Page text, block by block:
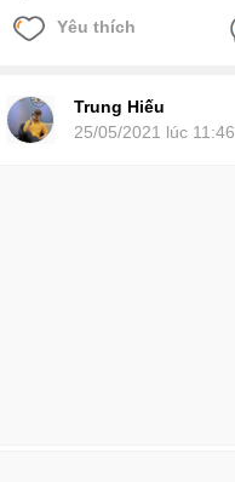
Yêu thích
Trung Hiếu
25/05/2021 lúc 11:46